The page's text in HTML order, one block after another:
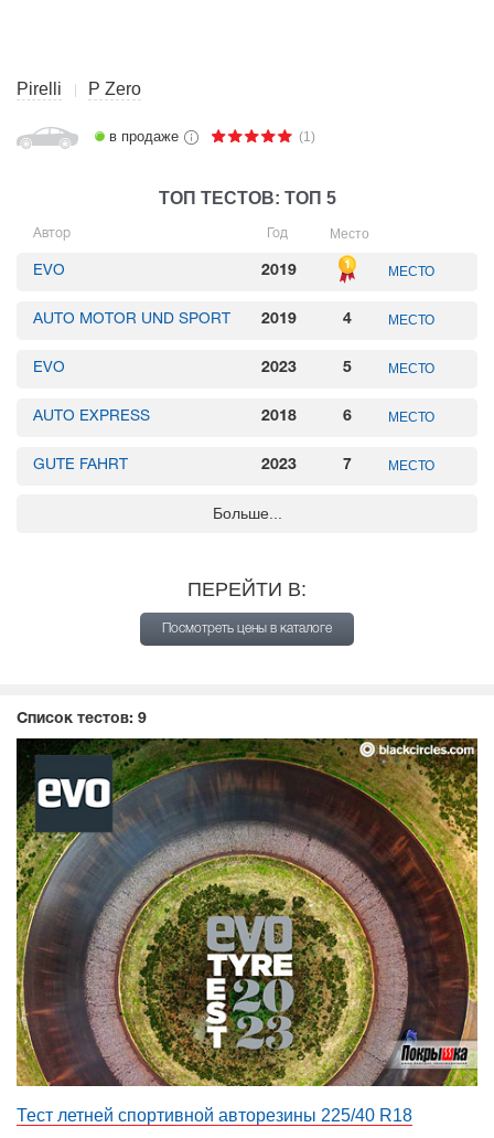
Pirelli P Zero
в продаже (1)
ТОП ТЕСТОВ: ТОП 5
Автор Год Место
EVO 2019 МЕСТО
AUTO MOTOR UND SPORT 2019 4 МЕСТО
EVO 2023 5 МЕСТО
AUTO EXPRESS 2018 6 МЕСТО
GUTE FAHRT 2023 7 МЕСТО
2021
2020 12
Больше...
ПЕРЕЙТИ В:
Посмотреть цены в каталоге
Список тестов: 9
Тест летней спортивной авторезины 225/40 R18